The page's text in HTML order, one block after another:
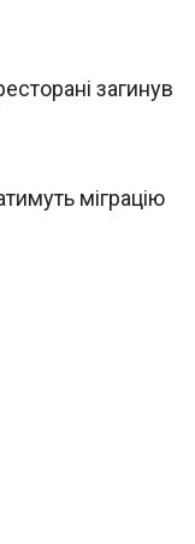
загинув
міграцію